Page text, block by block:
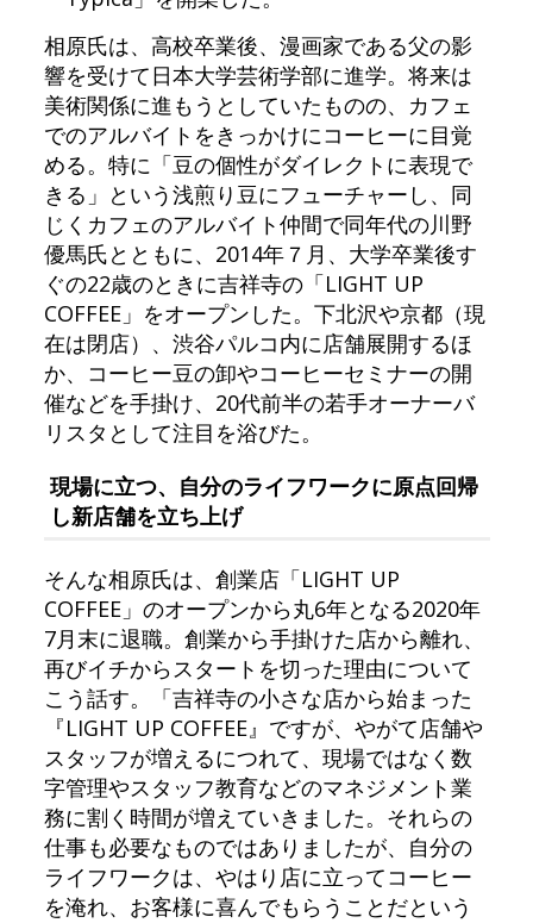
相原氏は、高校卒業後、漫画家である父の影
響を受けて日本大学芸術学部に進学。将来は
美術関係に進もうとしていたものの、カフェ
でのアルバイトをきっかけにコーヒーに目覚
める。特に「豆の個性がダイレクトに表現で
きる」という浅煎り豆にフューチャーし、同
じくカフェのアルバイト仲間で同年代の川野
優馬氏とともに、2014年７月、大学卒業後す
ぐの22歳のときに吉祥寺の「LIGHT UP
COFFEE」をオープンした。下北沢や京都（現
在は閉店）、渋谷パルコ内に店舗展開するほ
か、コーヒー豆の卸やコーヒーセミナーの開
催などを手掛け、20代前半の若手オーナーバ
リスタとして注目を浴びた。
現場に立つ、自分のライフワークに原点回帰
し新店舗を立ち上げ
そんな相原氏は、創業店「LIGHT UP
COFFEE」のオープンから丸6年となる2020年
7月末に退職。創業から手掛けた店から離れ、
再びイチからスタートを切った理由について
こう話す。「吉祥寺の小さな店から始まった
『LIGHT UP COFFEE』ですが、やがて店舗や
スタッフが増えるにつれて、現場ではなく数
字管理やスタッフ教育などのマネジメント業
務に割く時間が増えていきました。それらの
仕事も必要なものではありましたが、自分の
ライフワークは、やはり店に立ってコーヒー
を淹れ、お客様に喜んでもらうことだという